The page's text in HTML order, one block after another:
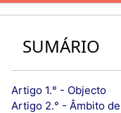
SUMÁRIO
Artigo 1.° - Objecto
Artigo 2.° - Âmbito